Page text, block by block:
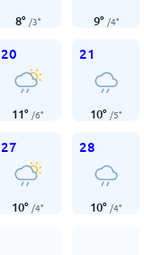
8° /3° 9° /4°
20
11° /6°
21
10° /5°
27
10° /4°
28
10° /4°